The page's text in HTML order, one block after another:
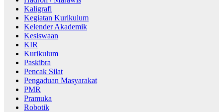
Kaligrafi
Kegiatan Kurikulum
Kelender Akademik
Kesiswaan
KIR
Kurikulum
Paskibra
Pencak Silat
Pengaduan Masyarakat
PMR
Pramuka
Robotik